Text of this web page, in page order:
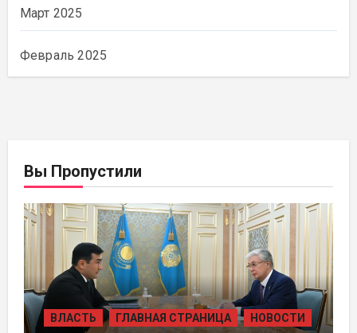
Март 2025
Февраль 2025
Вы Пропустили
ВЛАСТЬ ГЛАВНАЯ СТРАНИЦА НОВОСТИ